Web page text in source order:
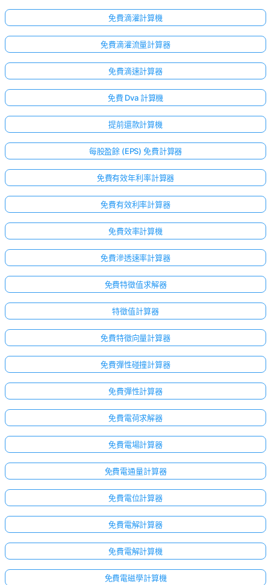
點擊
登
免費滴灌計算機
免費滴灌流量計算器
免費滴速計算器
免費 Dva 計算機
提前還款計算機
每股盈餘 (EPS) 免費計算器
免費有效年利率計算器
免費有效利率計算器
免費效率計算機
免費滲透速率計算器
免費特徵值求解器
特徵值計算器
免費特徵向量計算器
免費彈性碰撞計算器
免費彈性計算器
免費電荷求解器
免費電場計算器
免費電通量計算器
免費電位計算器
免費電解計算器
免費電解計算機
免費電磁學計算機